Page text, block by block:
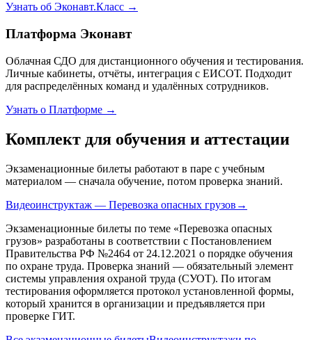
Узнать об Эконавт.Класс →
Платформа Эконавт
Облачная СДО для дистанционного обучения и тестирования.
Личные кабинеты, отчёты, интеграция с ЕИСОТ. Подходит
для распределённых команд и удалённых сотрудников.
Узнать о Платформе →
Комплект для обучения и аттестации
Экзаменационные билеты работают в паре с учебным
материалом — сначала обучение, потом проверка знаний.
Видеоинструктаж — Перевозка опасных грузов →
Экзаменационные билеты по теме «Перевозка опасных
грузов» разработаны в соответствии с Постановлением
Правительства РФ №2464 от 24.12.2021 о порядке обучения
по охране труда. Проверка знаний — обязательный элемент
системы управления охраной труда (СУОТ). По итогам
тестирования оформляется протокол установленной формы,
который хранится в организации и предъявляется при
проверке ГИТ.